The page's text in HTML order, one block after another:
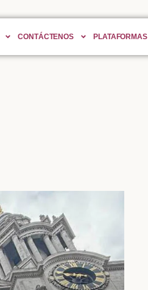
CONTÁCTENOS PLATAFORMAS